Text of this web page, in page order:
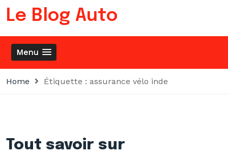
Skip
Le Blog Auto
Menu
Home Étiquette : assurance vélo inde
Tout savoir sur